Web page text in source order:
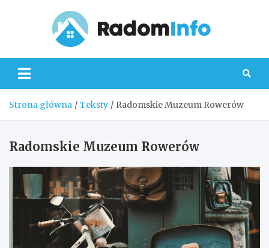
Strona główna Teksty Radomskie Muzeum Rowerów
Radomskie Muzeum Rowerów